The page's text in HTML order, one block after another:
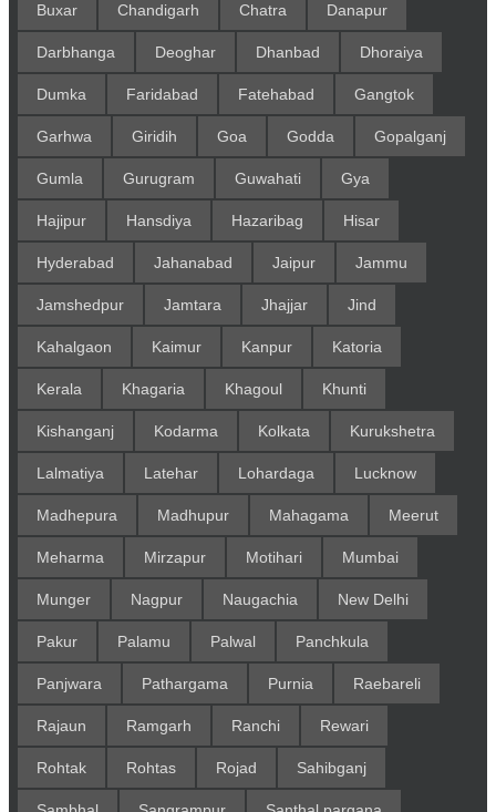
Buxar Chandigarh Chatra Danapur
Darbhanga Deoghar Dhanbad Dhoraiya
Dumka Faridabad Fatehabad Gangtok
Garhwa Giridih Goa Godda Gopalganj
Gumla Gurugram Guwahati Gya
Hajipur Hansdiya Hazaribag Hisar
Hyderabad Jahanabad Jaipur Jammu
Jamshedpur Jamtara Jhajjar Jind
Kahalgaon Kaimur Kanpur Katoria
Kerala Khagaria Khagoul Khunti
Kishanganj Kodarma Kolkata Kurukshetra
Lalmatiya Latehar Lohardaga Lucknow
Madhepura Madhupur Mahagama Meerut
Meharma Mirzapur Motihari Mumbai
Munger Nagpur Naugachia New Delhi
Pakur Palamu Palwal Panchkula
Panjwara Pathargama Purnia Raebareli
Rajaun Ramgarh Ranchi Rewari
Rohtak Rohtas Rojad Sahibganj